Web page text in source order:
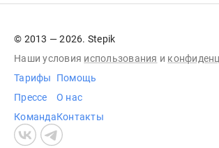
© 2013 — 2026. Stepik
Наши условия использования и
Тарифы
Прессе
Команда
Помощь
О нас
Контакты